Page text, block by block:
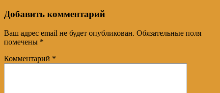
Добавить комментарий
Ваш адрес email не будет опубликован. Обязательные поля
помечены *
Комментарий *